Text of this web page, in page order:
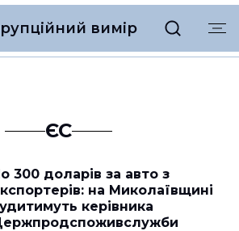
вимір
ЄС
300 доларів за авто з
на Миколаївщині
керівника